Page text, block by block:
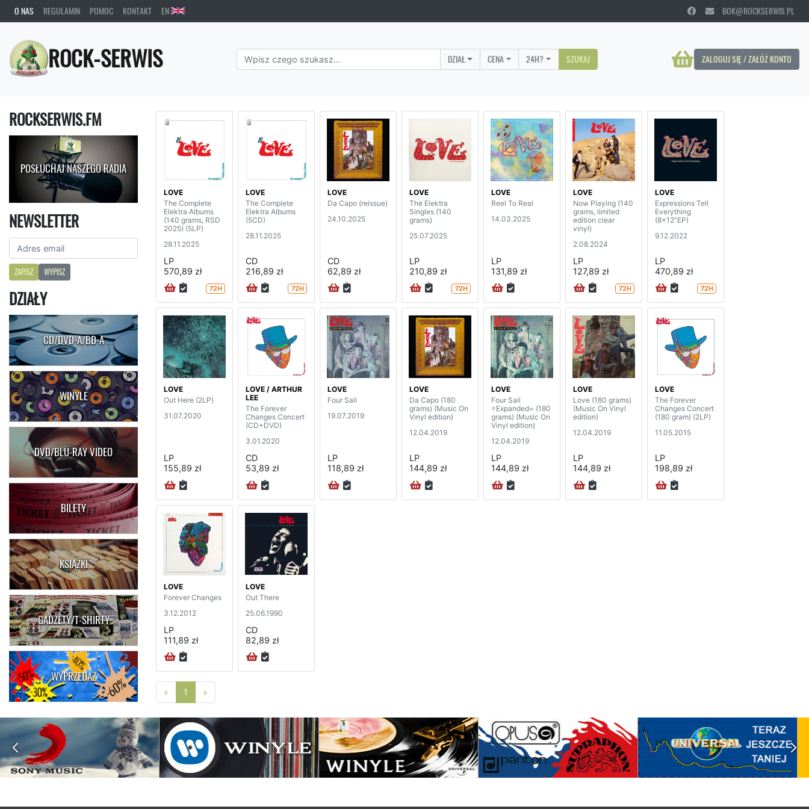
O NAS REGULAMIN POMOC KONTAKT EN BOK@ROCKSERWIS.PL
ROCK-SERWIS ZALOGUJ SIĘ / ZAŁÓŻ KONTO
DZIAŁ CENA 24H? SZUKAJ
ROCKSERWIS.FM
POSŁUCHAJ NASZEGO RADIA
NEWSLETTER
ZAPISZ WYPISZ
DZIAŁY
CD/DVD-A/BD-A
WINYLE
DVD/BLU-RAY VIDEO
BILETY
KSIĄŻKI
GADŻETY/T-SHIRTY
WYPRZEDAŻ
LOVE
The Complete
Elektra Albums
(140 grams, RSD
2025) (5LP)
28.11.2025
LP
570,89 zł
72H
LOVE
The Complete
Elektra Albums
(5CD)
28.11.2025
CD
216,89 zł
72H
LOVE
Da Capo (reissue)
24.10.2025
CD
62,89 zł
LOVE
The Elektra
Singles (140
grams)
25.07.2025
LP
210,89 zł
72H
LOVE
Reel To Real
14.03.2025
LP
131,89 zł
LOVE
Now Playing (140
grams, limited
edition clear
vinyl)
2.08.2024
LP
127,89 zł
72H
LOVE
Expressions Tell
Everything
(8x12”EP)
9.12.2022
LP
470,89 zł
72H
LOVE
Out Here (2LP)
31.07.2020
LP
155,89 zł
LOVE / ARTHUR
LEE
The Forever
Changes Concert
(CD+DVD)
3.01.2020
CD
53,89 zł
LOVE
Four Sail
19.07.2019
LP
118,89 zł
LOVE
Da Capo (180
grams) (Music On
Vinyl edition)
12.04.2019
LP
144,89 zł
LOVE
Four Sail
=Expanded= (180
grams) (Music On
Vinyl edition)
12.04.2019
LP
144,89 zł
LOVE
Love (180 grams)
(Music On Vinyl
edition)
12.04.2019
LP
144,89 zł
LOVE
The Forever
Changes Concert
(180 gram) (2LP)
11.05.2015
LP
198,89 zł
LOVE
Forever Changes
3.12.2012
LP
111,89 zł
LOVE
Out There
25.06.1990
CD
82,89 zł
« Poprzednia strona
1 »